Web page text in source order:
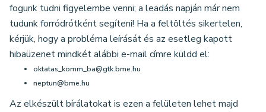
fogunk tudni figyelembe venni; a leadás napján már nem
tudunk forródrótként segíteni! Ha a feltöltés sikertelen,
kérjük, hogy a probléma leírását és az esetleg kapott
hibaüzenet mindkét alábbi e-mail címre küldd el:
oktatas_komm_ba@gtk.bme.hu
neptun@bme.hu
Az elkészült bírálatokat is ezen a felületen lehet majd